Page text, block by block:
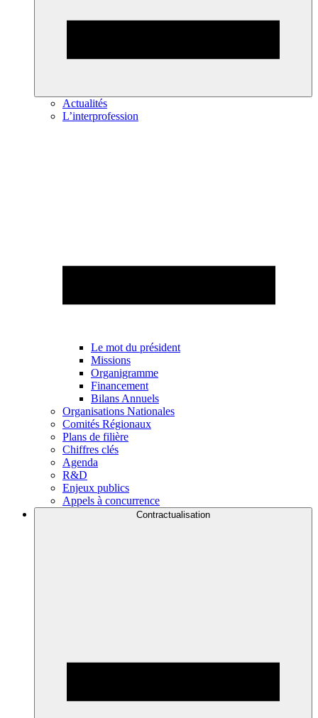
Actualités
L’interprofession
Le mot du président
Missions
Organigramme
Financement
Bilans Annuels
Organisations Nationales
Comités Régionaux
Plans de filière
Chiffres clés
Agenda
R&D
Enjeux publics
Appels à concurrence
Contractualisation